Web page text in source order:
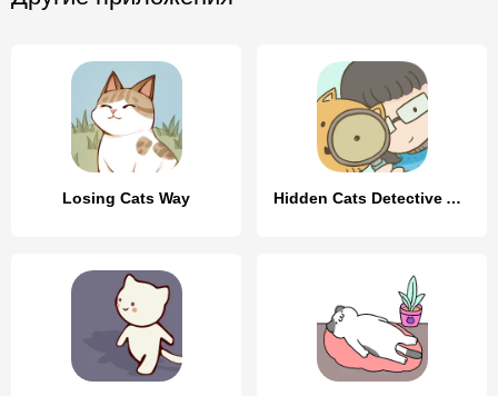
Losing Cats Way Hidden Cats Detective Agency